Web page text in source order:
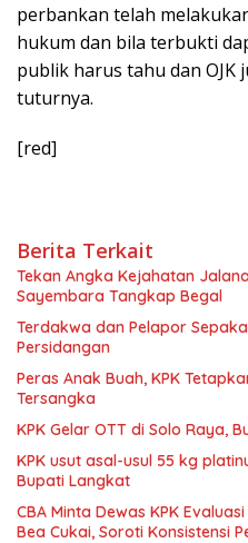
perbankan telah
hukum dan bila terbukti
publik harus tahu dan OJK
tuturnya.
[red]
Berita Terkait
Tekan Angka Kejahatan
Sayembara Tangkap Begal
Terdakwa dan Pelapor
Persidangan
Peras Anak Buah, KPK
Tersangka
KPK Gelar OTT di Solo Raya,
KPK usut asal-usul 55 kg
Bupati Langkat
CBA Minta Dewas KPK
Bea Cukai, Soroti Konsistensi